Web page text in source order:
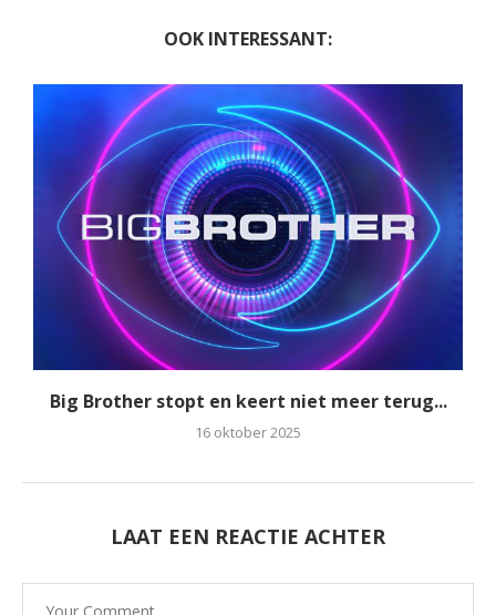
OOK INTERESSANT:
Big Brother stopt en keert niet meer terug...
16 oktober 2025
LAAT EEN REACTIE ACHTER